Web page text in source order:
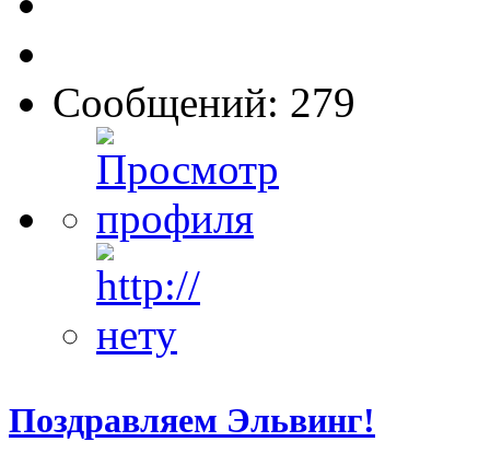
Сообщений: 279
Поздравляем Эльвинг!